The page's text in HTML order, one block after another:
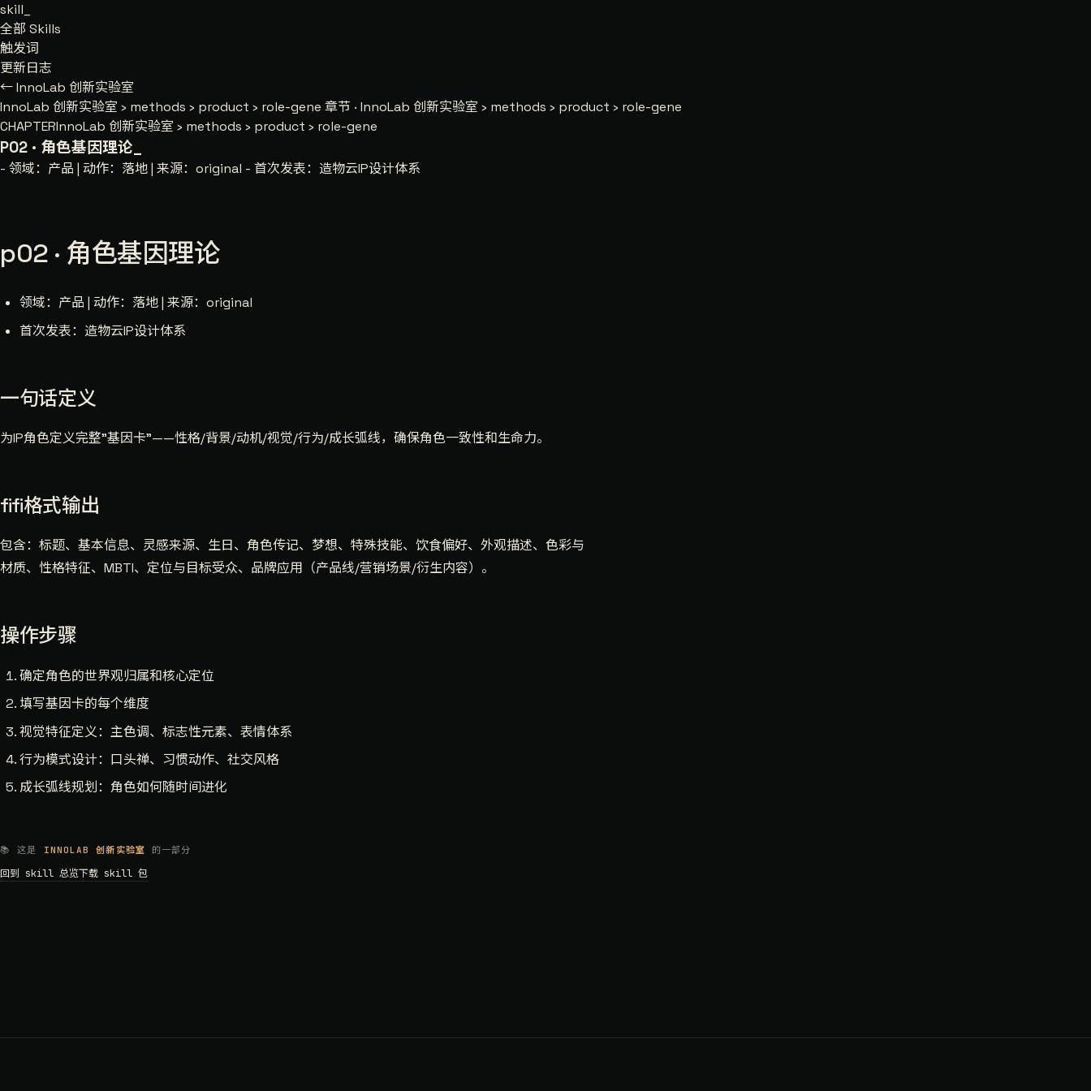
skill
全部 Skills
触发词
更新日志
← InnoLab 创新实验室
InnoLab 创新实验室 › methods › product › role-gene 章节 · InnoLab 创新实验室 › methods › product › role-gene
CHAPTERInnoLab 创新实验室 › methods › product › role-gene
P02 · 角色基因理论
- 领域：产品 | 动作：落地 | 来源：original - 首次发表：造物云IP设计体系
p02 · 角色基因理论
领域：产品 | 动作：落地 | 来源：original
首次发表：造物云IP设计体系
一句话定义
为IP角色定义完整"基因卡"——性格/背景/动机/视觉/行为/成长弧线，确保角色一致性和生命力。
fifi格式输出
包含：标题、基本信息、灵感来源、生日、角色传记、梦想、特殊技能、饮食偏好、外观描述、色彩与
材质、性格特征、MBTI、定位与目标受众、品牌应用（产品线/营销场景/衍生内容）。
操作步骤
确定角色的世界观归属和核心定位
填写基因卡的每个维度
视觉特征定义：主色调、标志性元素、表情体系
行为模式设计：口头禅、习惯动作、社交风格
成长弧线规划：角色如何随时间进化
📚 这是 INNOLAB 创新实验室 的一部分
回到 skill 总览下载 skill 包